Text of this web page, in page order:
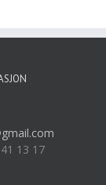
13 17